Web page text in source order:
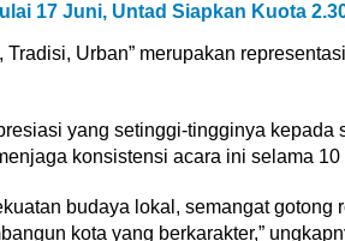
17 Juni, Untad Siapkan Kuota
Tradisi, Urban” merupakan
yang setinggi-tingginya kepada
konsistensi acara ini selama 10
budaya lokal, semangat gotong
kota yang berkarakter,”